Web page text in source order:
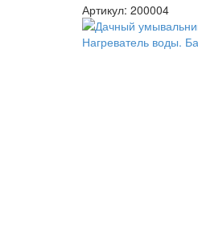
Артикул: 200004